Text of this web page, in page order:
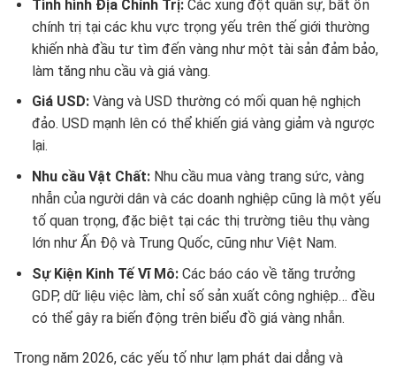
Tình hình Địa Chính Trị:Các xung đột quân sự, bất ổn
chính trị tại các khu vực trọng yếu trên thế giới thường
khiến nhà đầu tư tìm đến vàng như một tài sản đảm bảo,
làm tăng nhu cầu và giá vàng.
Giá USD:Vàng và USD thường có mối quan hệ nghịch
đảo. USD mạnh lên có thể khiến giá vàng giảm và ngược
lại.
Nhu cầu Vật Chất:Nhu cầu mua vàng trang sức, vàng
nhẫn của người dân và các doanh nghiệp cũng là một yếu
tố quan trọng, đặc biệt tại các thị trường tiêu thụ vàng
lớn như Ấn Độ và Trung Quốc, cũng như Việt Nam.
Sự Kiện Kinh Tế Vĩ Mô:Các báo cáo về tăng trưởng
GDP, dữ liệu việc làm, chỉ số sản xuất công nghiệp… đều
có thể gây ra biến động trên biểu đồ giá vàng nhẫn.
Trong năm 2026, các yếu tố như lạm phát dai dẳng và